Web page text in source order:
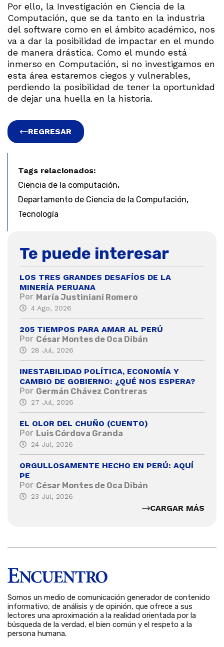
Por ello, la Investigación en Ciencia de la
Computación, que se da tanto en la industria
del software como en el ámbito académico, nos
va a dar la posibilidad de impactar en el mundo
de manera drástica. Como el mundo está
inmerso en Computación, si no investigamos en
esta área estaremos ciegos y vulnerables,
perdiendo la posibilidad de tener la oportunidad
de dejar una huella en la historia.
REGRESAR
Tags relacionados:
Ciencia de la computación,
Departamento de Ciencia de la Computación,
Tecnología
Te puede interesar
LOS TRES GRANDES DESAFÍOS DE LA
MINERÍA PERUANA
Por María Justiniani Romero
4 Ago, 2026
205 TIEMPOS PARA AMAR AL PERÚ
Por César Montes de Oca Dibán
28 Jul, 2026
INESTABILIDAD POLÍTICA, ECONOMÍA Y
CAMBIO DE GOBIERNO: ¿QUÉ NOS ESPERA?
Por Germán Chávez Contreras
27 Jul, 2026
EL OLOR DEL CHUÑO (CUENTO)
Por Luis Córdova Granda
24 Jul, 2026
ORGULLOSAMENTE HECHO EN PERÚ: AQUÍ
PE
Por César Montes de Oca Dibán
23 Jul, 2026
CARGAR MÁS
Somos un medio de comunicación generador de contenido
informativo, de análisis y de opinión, que ofrece a sus
lectores una aproximación a la realidad orientada por la
búsqueda de la verdad, el bien común y el respeto a la
persona humana.